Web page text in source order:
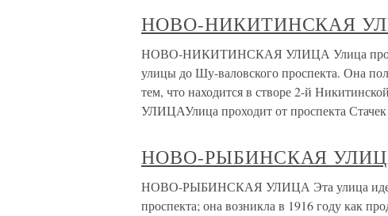
НОВО-НИКИТИНСКАЯ
НОВО-НИКИТИНСКАЯ УЛИЦА Улица
улицы до Шу-валовского проспекта. Она
тем, что находится в створе 2-й
УЛИЦАУлица проходит от проспекта
НОВО-РЫБИНСКАЯ
НОВО-РЫБИНСКАЯ УЛИЦА Эта улица идет
проспекта; она возникла в 1916 году как